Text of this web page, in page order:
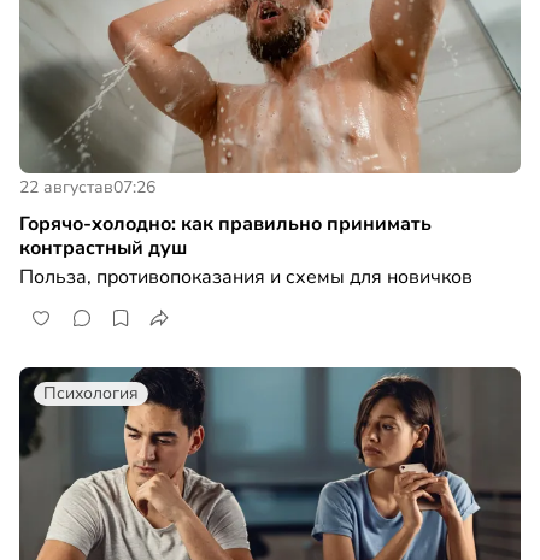
22 августав07:26
Горячо-холодно: как правильно принимать
контрастный душ
Польза, противопоказания и схемы для новичков
Психология